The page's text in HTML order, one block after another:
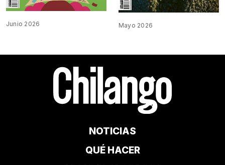
Junio 2026 Mayo 2026
NOTICIAS
QUÉ HACER